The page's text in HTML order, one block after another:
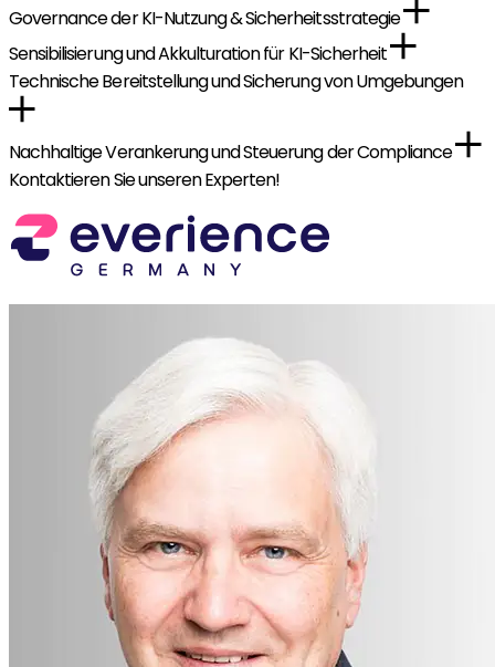
Governance der KI-Nutzung & Sicherheitsstrategie
Sensibilisierung und Akkulturation für KI-Sicherheit
Technische Bereitstellung und Sicherung von Umgebungen
Nachhaltige Verankerung und Steuerung der Compliance
Kontaktieren Sie unseren Experten!